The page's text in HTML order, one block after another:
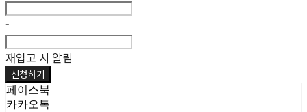
-
재입고 시 알림
신청하기
페이스북
카카오톡